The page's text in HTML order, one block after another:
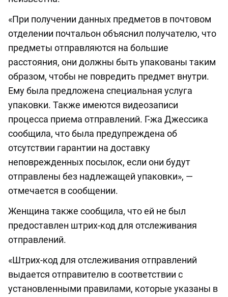
«При получении данных предметов в почтовом
отделении почтальон объяснил получателю, что
предметы отправляются на большие
расстояния, они должны быть упакованы таким
образом, чтобы не повредить предмет внутри.
Ему была предложена специальная услуга
упаковки. Также имеются видеозаписи
процесса приема отправлений. Г-жа Джессика
сообщила, что была предупреждена об
отсутствии гарантии на доставку
неповрежденных посылок, если они будут
отправлены без надлежащей упаковки», —
отмечается в сообщении.
Женщина также сообщила, что ей не был
предоставлен штрих-код для отслеживания
отправлений.
«Штрих-код для отслеживания отправлений
выдается отправителю в соответствии с
установленными правилами, которые указаны в